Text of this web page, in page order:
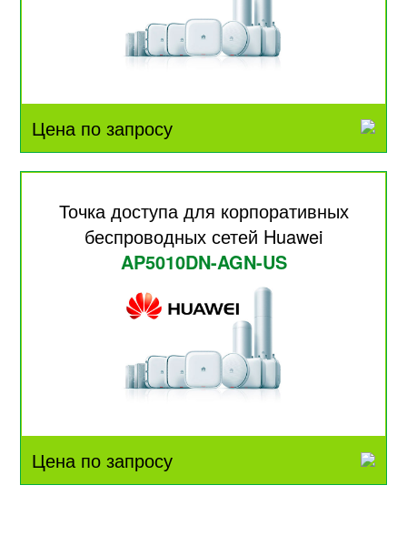
Цена по запросу
Точка доступа для корпоративных
беспроводных сетей Huawei
AP5010DN-AGN-US
Цена по запросу